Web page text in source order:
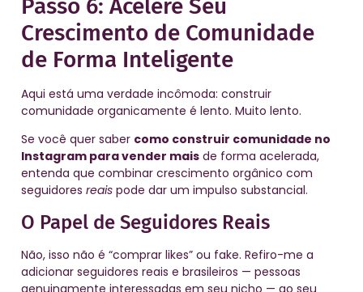
Passo 6: Acelere Seu
Crescimento de Comunidade
de Forma Inteligente
Aqui está uma verdade incômoda: construir
comunidade organicamente é lento. Muito lento.
Se você quer saber como construir comunidade no
Instagram para vender mais de forma acelerada,
entenda que combinar crescimento orgânico com
seguidores reais pode dar um impulso substancial.
O Papel de Seguidores Reais
Não, isso não é “comprar likes” ou fake. Refiro-me a
adicionar seguidores reais e brasileiros — pessoas
genuinamente interessadas em seu nicho — ao seu